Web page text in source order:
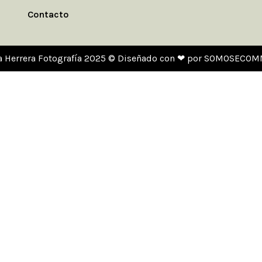
Contacto
Herrera Fotografía 2025 © Diseñado con ❤ por